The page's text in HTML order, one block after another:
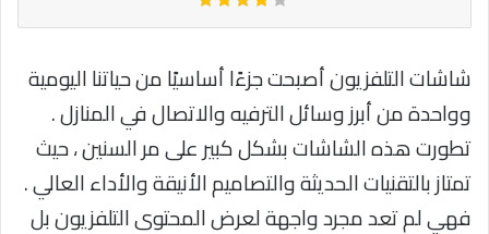
شاشات التلفزيون أصبحت جزءًا أساسيًا من حياتنا اليومية
وواحدة من أبرز وسائل الترفيه والاتصال في المنازل .
تطورت هذه الشاشات بشكل كبير على مر السنين ، حيث
تمتاز بالتقنيات الحديثة والتصاميم الأنيقة والأداء العالي .
فهي لم تعد مجرد واجهة لعرض المحتوى التلفزيون بل